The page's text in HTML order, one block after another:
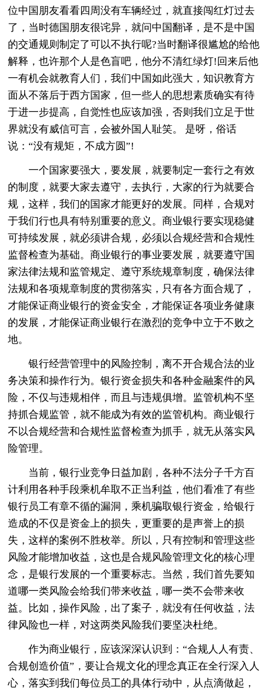
位中国朋友看看四周没有车辆经过，就直接闯红灯过去
了，当时德国朋友很诧异，就问中国翻译，是不是中国
的交通规则制定了可以不执行呢?当时翻译很尴尬的给他
解释，也许那个人是色盲吧，他分不清红绿灯!回来后他
一有机会就教育人们，我们中国如此强大，知识教育方
面从不落后于西方国家，但一些人的思想素质确实有待
于进一步提高，自觉性也应该加强，否则我们立足于世
界就没有威信可言，会被外国人耻笑。 是呀，俗话
说：“没有规矩，不成方圆”!
一个国家要强大，要发展，就要制定一套行之有效
的制度，就要大家去遵守，去执行，大家的行为就要合
规，这样，我们的国家才能更好的发展。同样，合规对
于我们行也具有特别重要的意义。商业银行要实现稳健
可持续发展，就必须讲合规，必须以合规经营和合规性
监督检查为基础。商业银行的事业要发展，就要遵守国
家法律法规和监管规定、遵守系统规章制度，确保法律
法规和各项规章制度的贯彻落实，只有各方面合规了，
才能保证商业银行的资金安全，才能保证各项业务健康
的发展，才能保证商业银行在激烈的竞争中立于不败之
地。
银行经营管理中的风险控制，离不开合规合法的业
务决策和操作行为。银行资金损失和各种金融案件的风
险，不仅与违规相伴，而且与违规俱增。监管机构不坚
持抓合规监管，就不能成为有效的监管机构。商业银行
不以合规经营和合规性监督检查为抓手，就无从落实风
险管理。
当前，银行业竞争日益加剧，各种不法分子千方百
计利用各种手段乘机牟取不正当利益，他们看准了有些
银行员工有章不循的漏洞，乘机骗取银行资金，给银行
造成的不仅是资金上的损失，更重要的是声誉上的损
失，这样的案例不胜枚举。所以，只有控制和管理这些
风险才能增加收益，这也是合规风险管理文化的核心理
念，是银行发展的一个重要标志。当然，我们首先要知
道哪一类风险会给我们带来收益，哪一类不会带来收
益。比如，操作风险，出了案子，就没有任何收益，法
律风险也一样，对这两类风险我们要坚决杜绝。
作为商业银行，应该深深认识到：“合规人人有责、
合规创造价值”，要让合规文化的理念真正在全行深入人
心，落实到我们每位员工的具体行动中，从点滴做起，